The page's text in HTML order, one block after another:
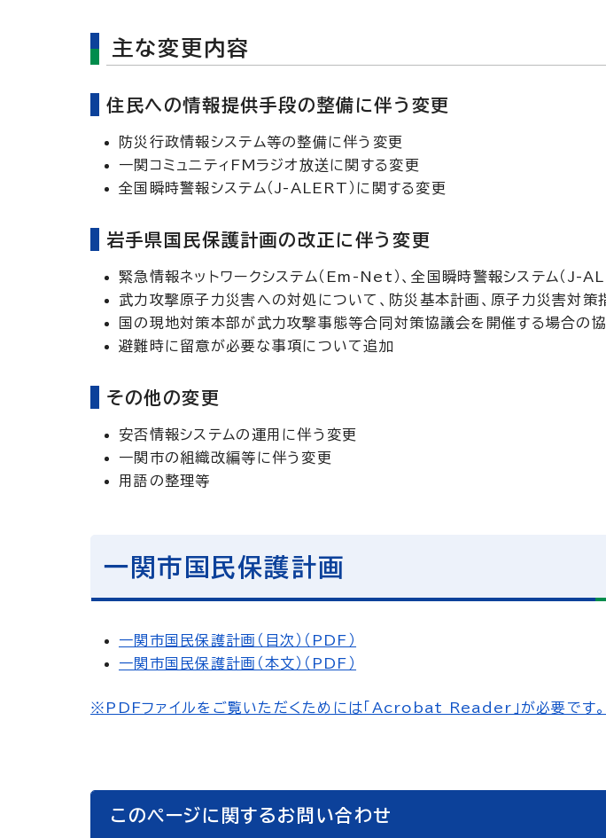
主な変更内容
住民への情報提供手段の整備に伴う変更
防災行政情報システム等の整備に伴う変更
一関コミュニティFMラジオ放送に関する変更
全国瞬時警報システム（J-ALERT）に関する変更
岩手県国民保護計画の改正に伴う変更
緊急情報ネットワークシステム（Em-Net）、全国瞬時警報システム（J-
武力攻撃原子力災害への対処について、防災基本計画、原子力災害対策
国の現地対策本部が武力攻撃事態等合同対策協議会を開催する場合の
避難時に留意が必要な事項について追加
その他の変更
安否情報システムの運用に伴う変更
一関市の組織改編等に伴う変更
用語の整理等
一関市国民保護計画
一関市国民保護計画（目次）（PDF）
一関市国民保護計画（本文）（PDF）
※PDFファイルをご覧いただくためには「Acrobat Reader」が必要です。お
このページに関するお問い合わせ